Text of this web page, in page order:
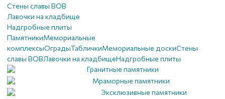
Стены славы ВОВ
Лавочки на кладбище
Надгробные плиты
ПамятникиМемориальные
комплексыОградыТабличкиМемориальные доскиСтены
славы ВОВЛавочки на кладбищеНадгробные плиты
Гранитные памятники
Мраморные памятники
Эксклюзивные памятники